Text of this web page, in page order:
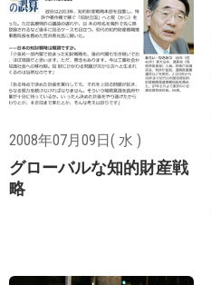
2008年07月09日( 水 )
グローバルな知的財産戦
略